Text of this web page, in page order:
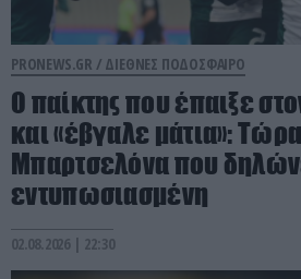
PRONEWS.GR / ΔΙΕΘΝΕΣ ΠΟΔΟΣΦΑΙΡΟ
Ο παίκτης που έπαιξε
και «έβγαλε μάτια»:
Μπαρτσελόνα που
εντυπωσιασμένη
02.08.2026 | 22:30